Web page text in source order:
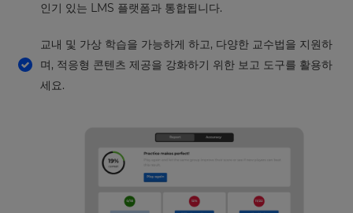
인기 있는 LMS 플랫폼과 통합됩니다.
교내 및 가상 학습을 가능하게 하고, 다양한 교수법을 지원하
며, 적응형 콘텐츠 제공을 강화하기 위한 보고 도구를 활용하
세요.